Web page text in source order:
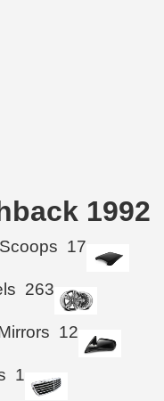
1992
17
263
12
1